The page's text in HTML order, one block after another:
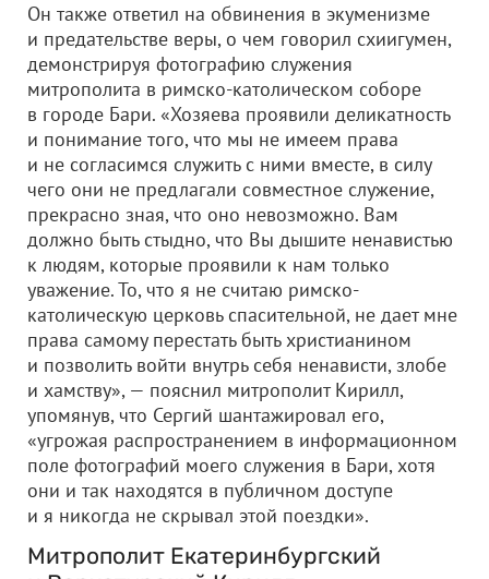
Он также ответил на обвинения в экуменизме
и предательстве веры, о чем говорил схиигумен,
демонстрируя фотографию служения
митрополита в римско-католическом соборе
в городе Бари. «Хозяева проявили деликатность
и понимание того, что мы не имеем права
и не согласимся служить с ними вместе, в силу
чего они не предлагали совместное служение,
прекрасно зная, что оно невозможно. Вам
должно быть стыдно, что Вы дышите ненавистью
к людям, которые проявили к нам только
уважение. То, что я не считаю римско-
католическую церковь спасительной, не дает мне
права самому перестать быть христианином
и позволить войти внутрь себя ненависти, злобе
и хамству», — пояснил митрополит Кирилл,
упомянув, что Сергий шантажировал его,
«угрожая распространением в информационном
поле фотографий моего служения в Бари, хотя
они и так находятся в публичном доступе
и я никогда не скрывал этой поездки».
Митрополит Екатеринбургский